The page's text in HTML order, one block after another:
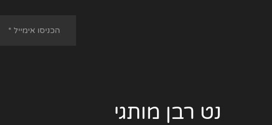
נט רבן מותגי